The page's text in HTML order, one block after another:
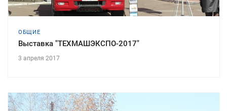
ОБЩИЕ
Выставка "ТЕХМАШЭКСПО-2017"
3 апреля 2017